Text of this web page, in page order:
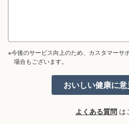
※今後のサービス向上のため、カスタマーサ
場合もございます。
よくある質問 は